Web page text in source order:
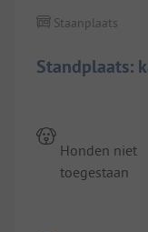
Standplaats:
Staanplaats
Honden niet
toegestaan